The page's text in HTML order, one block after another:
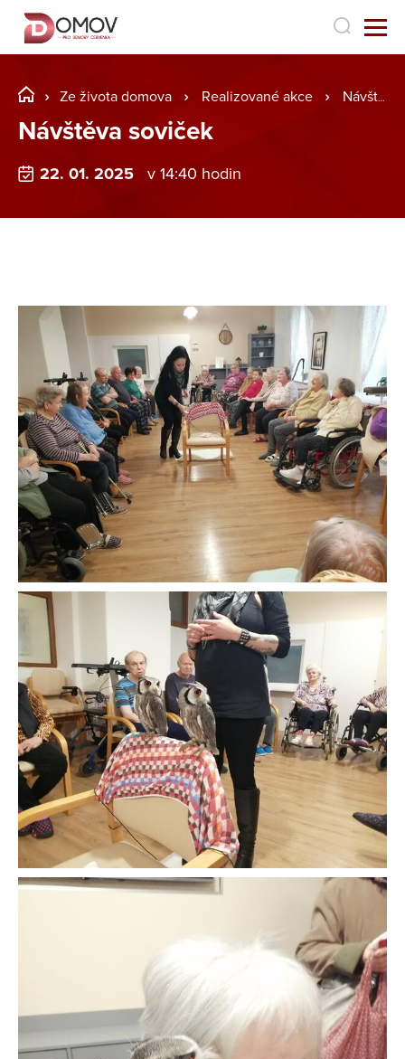
Ze života domova Realizované akce Návštěva soviček
Návštěva soviček
22. 01. 2025 v 14:40 hodin